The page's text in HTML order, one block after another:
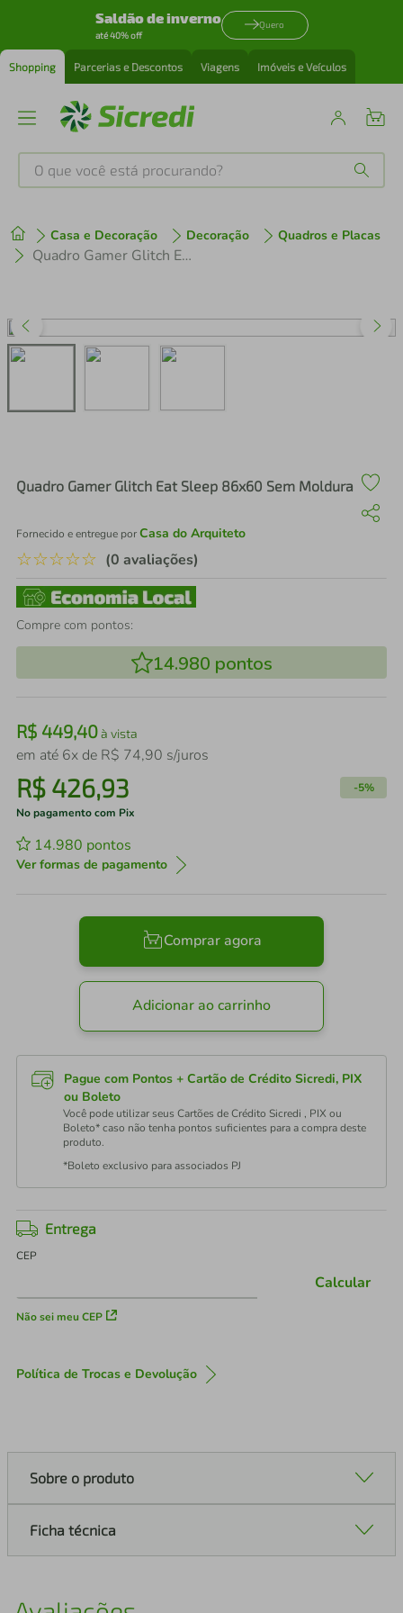
Saldão de inverno
até 40% off
Quero
Shopping Parcerias e Descontos Viagens Imóveis e Veículos
O que você está procurando?
Casa e Decoração Decoração Quadros e Placas
Quadro Gamer Glitch Eat Sleep 86x60 Sem Moldura
Quadro Gamer Glitch Eat Sleep 86x60 Sem Moldura
Fornecido e entregue porCasa do Arquiteto
☆☆☆☆☆ (0 avaliações)
Compre com pontos:
14.980 pontos
R$ 449,40à vista
em até 6x de R$ 74,90 s/juros
R$ 426,93 -5%
No pagamento com Pix
14.980 pontos
Ver formas de pagamento
Comprar agora
Adicionar ao carrinho
Pague com Pontos + Cartão de Crédito Sicredi, PIX
ou Boleto
Você pode utilizar seus Cartões de Crédito Sicredi , PIX ou
Boleto* caso não tenha pontos suficientes para a compra deste
produto.
*Boleto exclusivo para associados PJ
Entrega
CEP
Não sei meu CEP
Calcular
Política de Trocas e Devolução
Sobre o produto
Ficha técnica
1º tenis
perfume